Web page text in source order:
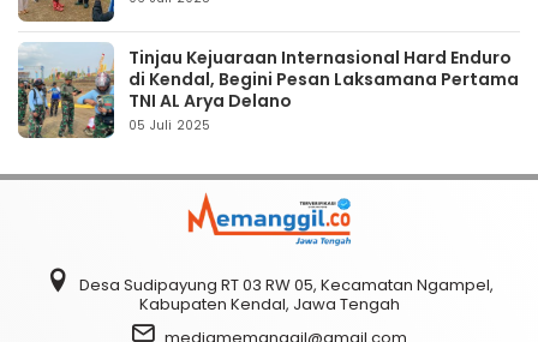
Tinjau Kejuaraan Internasional Hard Enduro
di Kendal, Begini Pesan Laksamana Pertama
TNI AL Arya Delano
05 Juli 2025
Desa Sudipayung RT 03 RW 05, Kecamatan Ngampel,
Kabupaten Kendal, Jawa Tengah
mediamemanggil@gmail.com